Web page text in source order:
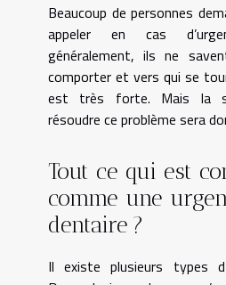
Beaucoup de personnes
appeler en cas
généralement, ils ne
comporter et vers qui se
est très forte. Mais la
résoudre ce problème sera
Tout ce qui est
comme une
dentaire ?
Il existe plusieurs types